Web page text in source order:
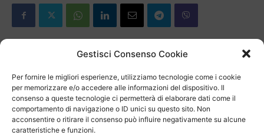
Gestisci Consenso Cookie
Per fornire le migliori esperienze, utilizziamo tecnologie come i cookie
per memorizzare e/o accedere alle informazioni del dispositivo. Il
consenso a queste tecnologie ci permetterà di elaborare dati come il
comportamento di navigazione o ID unici su questo sito. Non
acconsentire o ritirare il consenso può influire negativamente su alcune
caratteristiche e funzioni.
Dalla radio alla luce Verso e dentro il Neorealismo
ARTICOLI CORRELATI